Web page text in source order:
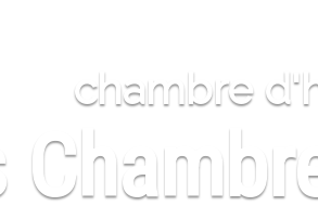
chambre